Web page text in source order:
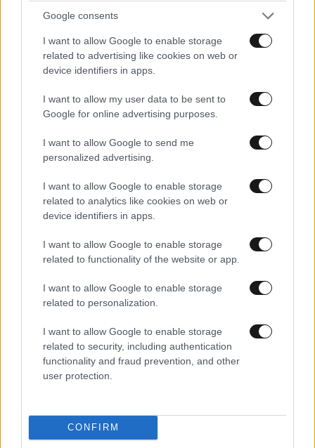
Google consents
I want to allow Google to enable storage
related to advertising like cookies on web or
device identifiers in apps.
I want to allow my user data to be sent to
Google for online advertising purposes.
I want to allow Google to send me
personalized advertising.
I want to allow Google to enable storage
related to analytics like cookies on web or
device identifiers in apps.
I want to allow Google to enable storage
related to functionality of the website or app.
I want to allow Google to enable storage
related to personalization.
I want to allow Google to enable storage
related to security, including authentication
functionality and fraud prevention, and other
user protection.
CONFIRM
Κοινοβουλευτική μας Ομάδα έχει καθήκον να βρεθεί
στην πρώτη γραμμή. Απαιτείται εσωτερικός διάλογος
και εξωτερική πειθαρχία. Πλουραλιστικός
προβληματισμός, αλλά και κοινή στάση. Και, πάνω
αισιόδοξοι απέναντι στις μάχες που έρχονται.
να μείνουμε με επιμονή και συνέπεια στη
μεταρρυθμιστική μας πολιτική. Θα πρέπει να είμαστε
έτοιμοι για επιθέσεις που θα αμφισβητούν την
ομαλότητα και τη σιγουριά που διαθέτει, σήμερα, η
Ελλάδα. Είτε αυτές θα προέρχονται από τον λαϊκισμό
που θα προσπαθεί με fake news να στήνει, κάθε
συμφέροντα και μέσα ενημέρωσης που θα ήθελαν
τους πιέσεις».